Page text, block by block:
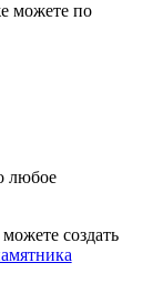
можете по
любое
создать